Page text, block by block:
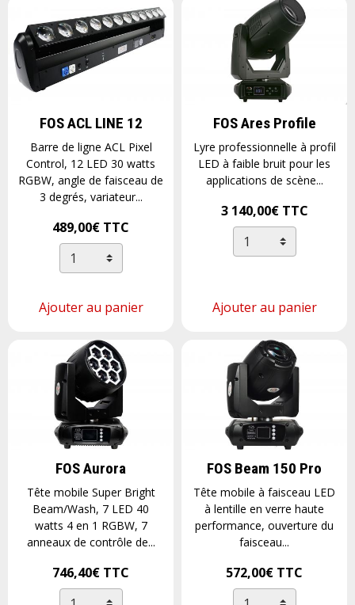
FOS ACL LINE 12
Barre de ligne ACL Pixel
Control, 12 LED 30 watts
RGBW, angle de faisceau de
3 degrés, variateur...
489,00€ TTC
Ajouter au panier
FOS Ares Profile
Lyre professionnelle à profil
LED à faible bruit pour les
applications de scène...
3 140,00€ TTC
Ajouter au panier
FOS Aurora
Tête mobile Super Bright
Beam/Wash, 7 LED 40
watts 4 en 1 RGBW, 7
anneaux de contrôle de...
746,40€ TTC
FOS Beam 150 Pro
Tête mobile à faisceau LED
à lentille en verre haute
performance, ouverture du
faisceau...
572,00€ TTC